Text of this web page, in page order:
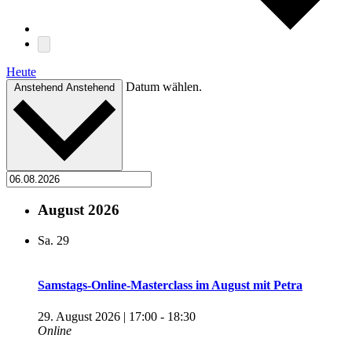
Heute
Anstehend Anstehend Datum wählen.
August 2026
Sa. 29
Samstags-Online-Masterclass im August mit Petra
29. August 2026 | 17:00 - 18:30
Online